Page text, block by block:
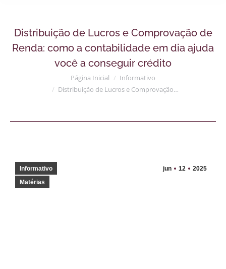
Distribuição de Lucros e Comprovação de
Renda: como a contabilidade em dia ajuda
você a conseguir crédito
Página Inicial
Informativo
Distribuição de Lucros e Comprovação…
jun 12 2025
Informativo
Matérias